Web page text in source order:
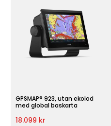
GPSMAP® 923, utan ekolod
med global baskarta
18.099 kr